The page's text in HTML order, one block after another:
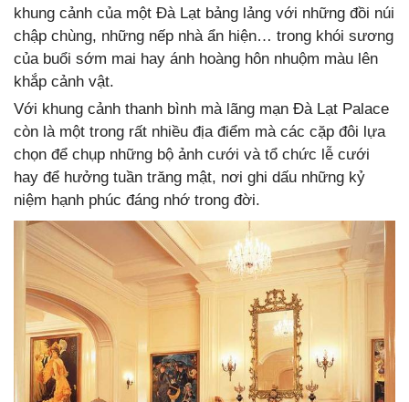
khung cảnh của một Đà Lạt bảng lảng với những đồi núi
chập chùng, những nếp nhà ẩn hiện… trong khói sương
của buổi sớm mai hay ánh hoàng hôn nhuộm màu lên
khắp cảnh vật.
Với khung cảnh thanh bình mà lãng mạn Đà Lạt Palace
còn là một trong rất nhiều địa điểm mà các cặp đôi lựa
chọn để chụp những bộ ảnh cưới và tổ chức lễ cưới
hay để hưởng tuần trăng mật, nơi ghi dấu những kỷ
niệm hạnh phúc đáng nhớ trong đời.